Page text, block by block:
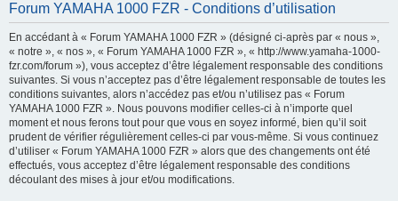
Forum YAMAHA 1000 FZR - Conditions d’utilisation
En accédant à « Forum YAMAHA 1000 FZR » (désigné ci-après par « nous »,
« notre », « nos », « Forum YAMAHA 1000 FZR », « http://www.yamaha-1000-
fzr.com/forum »), vous acceptez d’être légalement responsable des conditions
suivantes. Si vous n’acceptez pas d’être légalement responsable de toutes les
conditions suivantes, alors n’accédez pas et/ou n’utilisez pas « Forum
YAMAHA 1000 FZR ». Nous pouvons modifier celles-ci à n’importe quel
moment et nous ferons tout pour que vous en soyez informé, bien qu’il soit
prudent de vérifier régulièrement celles-ci par vous-même. Si vous continuez
d’utiliser « Forum YAMAHA 1000 FZR » alors que des changements ont été
effectués, vous acceptez d’être légalement responsable des conditions
découlant des mises à jour et/ou modifications.